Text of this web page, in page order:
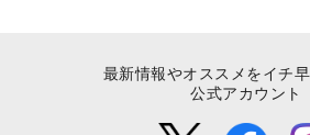
最新情報やオススメをイチ早
公式アカウント